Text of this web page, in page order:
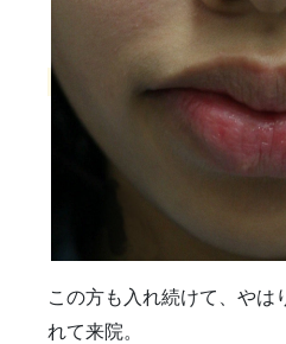
この方も入れ続けて、やは
れて来院。